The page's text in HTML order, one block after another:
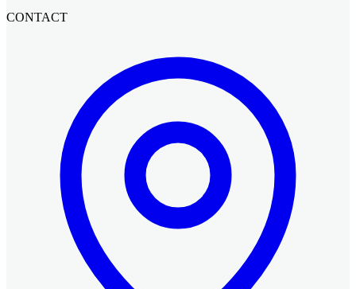
CONTACT